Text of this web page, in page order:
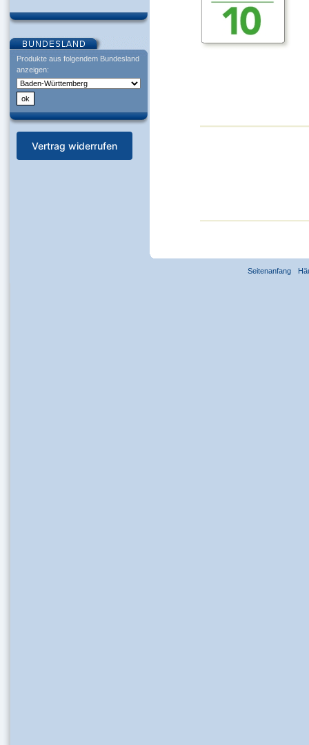
Produkte aus folgendem Bundesland
anzeigen:
Vertrag widerrufen
Seitenanfang